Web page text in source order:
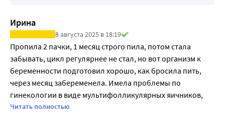
Применение инозитола в таких ситуациях может
значительно снизить риск формирования пороков
развития нервной трубки [10,11]. Применение инозитола
может оказывать положительное действие и на мужскую
фертильность. По данным исследований прием
инозитола способствует восстановлению баланса
гонадотропных гормонов у мужчин с идиопатическим
бесплодием (значимо снижаются количества ЛГ. ФСГ,
Ирина
8 августа 2025 в 18:19
Пропила 2 пачки, 1 месяц строго пила, потом стала
забывать, цикл регулярнее не стал, но вот организм к
беременности подготовил хорошо, как бросила пить,
через месяц забеременела. Имела проблемы по
гинекологии в виде мультифолликулярных яичников,
удлиннения цикла, периодические месяцы были без
Читать полностью